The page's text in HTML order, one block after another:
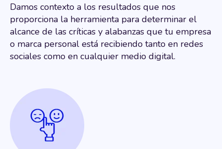
Damos contexto a los resultados que nos
proporciona la herramienta para determinar el
alcance de las críticas y alabanzas que tu empresa
o marca personal está recibiendo tanto en redes
sociales como en cualquier medio digital.